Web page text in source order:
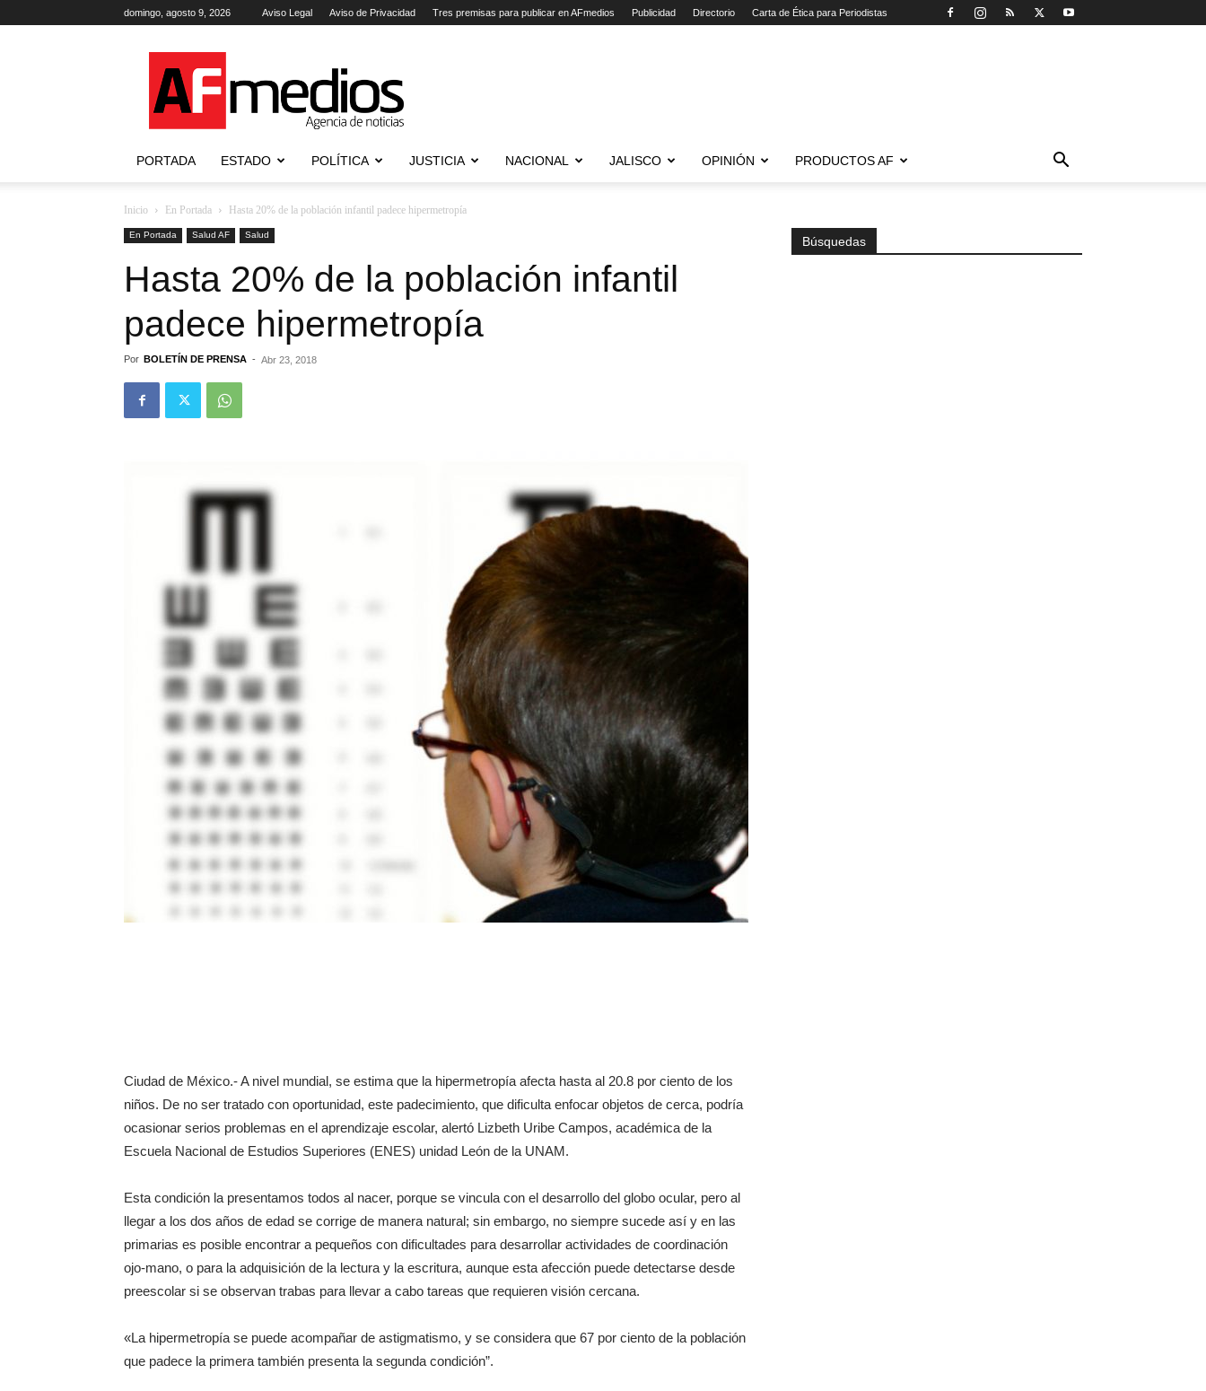
domingo, agosto 9, 2026 Aviso Legal Aviso de Privacidad Tres premisas para publicar en AFmedios Publicidad Directorio Carta de Ética para Periodistas
Agencia
de
Noticias
PORTADA ESTADO POLÍTICA JUSTICIA NACIONAL JALISCO OPINIÓN PRODUCTOS AF
Inicio En Portada Hasta 20% de la población infantil padece hipermetropía
En Portada Salud AF Salud
Hasta 20% de la población infantil
padece hipermetropía
Por BOLETÍN DE PRENSA - Abr 23, 2018
Ciudad de México.- A nivel mundial, se estima que la hipermetropía afecta hasta al 20.8 por ciento de los
niños. De no ser tratado con oportunidad, este padecimiento, que dificulta enfocar objetos de cerca, podría
ocasionar serios problemas en el aprendizaje escolar, alertó Lizbeth Uribe Campos, académica de la
Escuela Nacional de Estudios Superiores (ENES) unidad León de la UNAM.
Esta condición la presentamos todos al nacer, porque se vincula con el desarrollo del globo ocular, pero al
llegar a los dos años de edad se corrige de manera natural; sin embargo, no siempre sucede así y en las
primarias es posible encontrar a pequeños con dificultades para desarrollar actividades de coordinación
ojo-mano, o para la adquisición de la lectura y la escritura, aunque esta afección puede detectarse desde
preescolar si se observan trabas para llevar a cabo tareas que requieren visión cercana.
«La hipermetropía se puede acompañar de astigmatismo, y se considera que 67 por ciento de la población
que padece la primera también presenta la segunda condición”.
Búsquedas